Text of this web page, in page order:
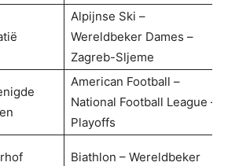
Alpijnse Ski –
Wereldbeker Dames –
Zagreb-Sljeme
American Football –
National Football League –
Playoffs
Biathlon – Wereldbeker